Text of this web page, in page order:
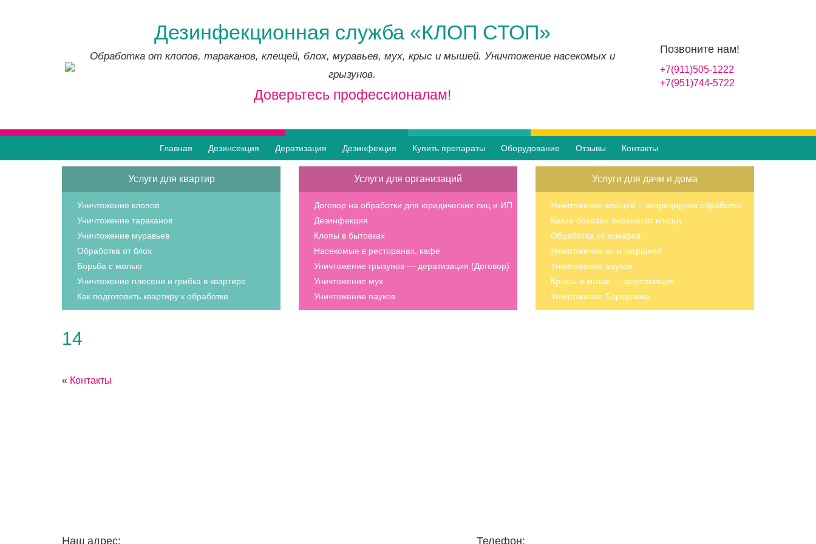
Дезинфекционная служба «КЛОП СТОП»
Обработка от клопов, тараканов, клещей, блох, муравьев, мух, крыс и мышей. Уничтожение насекомых и
грызунов.
Доверьтесь профессионалам!
Позвоните нам!
+7(911)505-1222
+7(951)744-5722
Главная Дезинсекция Дератизация Дезинфекция Купить препараты Оборудование Отзывы Контакты
Услуги для квартир
Уничтожение клопов
Уничтожение тараканов
Уничтожение муравьев
Обработка от блох
Борьба с молью
Уничтожение плесени и грибка в квартире
Как подготовить квартиру к обработке
Услуги для организаций
Договор на обработки для юридических лиц и ИП
Дезинфекция
Клопы в бытовках
Насекомые в ресторанах, кафе
Уничтожение грызунов — дератизация (Договор)
Уничтожение мух
Уничтожение пауков
Услуги для дачи и дома
Уничтожение клещей – акарицидная обработка
Какие болезни переносят клещи
Обработка от комаров
Уничтожение ос и шершней
Уничтожение пауков
Крысы и мыши — дератизация
Уничтожение Борщевика
14
« Контакты
Наш адрес: Телефон: